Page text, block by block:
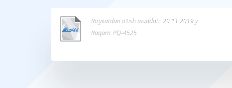
Ro’yxatdan o’tish muddati: 20.11.2019 y.
Raqam: PQ-4525